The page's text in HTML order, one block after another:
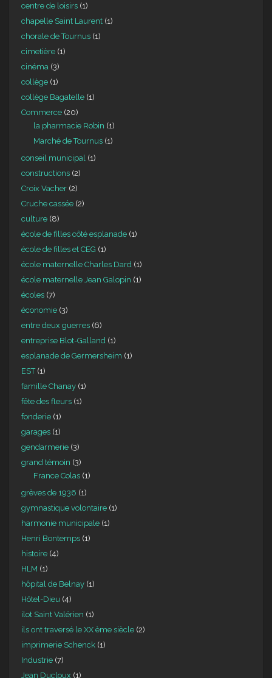
centre de loisirs (1)
chapelle Saint Laurent (1)
chorale de Tournus (1)
cimetière (1)
cinéma (3)
collège (1)
collège Bagatelle (1)
Commerce (20)
la pharmacie Robin (1)
Marché de Tournus (1)
conseil municipal (1)
constructions (2)
Croix Vacher (2)
Cruche cassée (2)
culture (8)
école de filles côté esplanade (1)
école de filles et CEG (1)
école maternelle Charles Dard (1)
école maternelle Jean Galopin (1)
écoles (7)
économie (3)
entre deux guerres (6)
entreprise Blot-Galland (1)
esplanade de Germersheim (1)
EST(1)
famille Chanay (1)
fête des fleurs (1)
fonderie (1)
garages (1)
gendarmerie (3)
grand témoin (3)
France Colas (1)
grèves de 1936 (1)
gymnastique volontaire (1)
harmonie municipale (1)
Henri Bontemps (1)
histoire (4)
HLM (1)
hôpital de Belnay (1)
Hôtel-Dieu (4)
ilot Saint Valérien (1)
ils ont traversé le XX ème siècle (2)
imprimerie Schenck (1)
Industrie (7)
Jean Ducloux (1)